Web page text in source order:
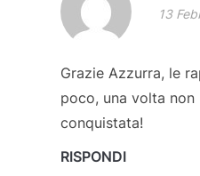
13
Grazie Azzurra, le
poco, una volta
conquistata!
RISPONDI